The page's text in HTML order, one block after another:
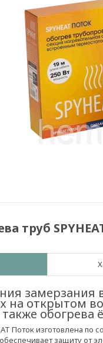
труб
замерзания
на открытом
обогрева
Поток изготовлена
защиту